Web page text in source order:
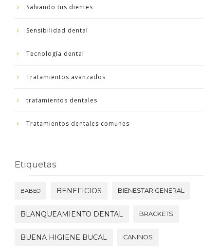
Salvando tus dientes
Sensibilidad dental
Tecnología dental
Tratamientos avanzados
tratamientos dentales
Tratamientos dentales comunes
Etiquetas
BABEO BENEFICIOS BIENESTAR GENERAL
BLANQUEAMIENTO DENTAL BRACKETS
BUENA HIGIENE BUCAL CANINOS